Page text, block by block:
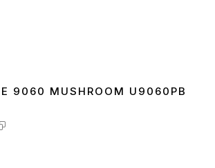
43 4445
9060 MUSHROOM U9060PB